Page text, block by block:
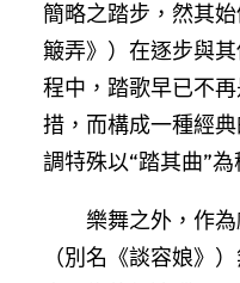
簡略之踏步，然其始
簸弄》）在逐步與
程中，踏歌早已不
措，而構成一種經
調特殊以“踏其曲”為
樂舞之外，作
（別名《談容娘》